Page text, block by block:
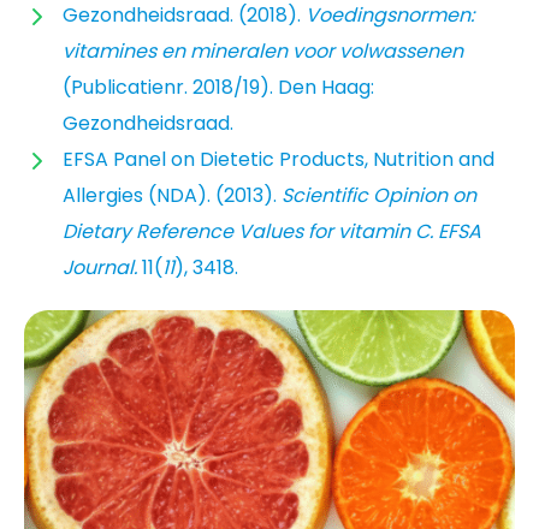
Gezondheidsraad. (2018). Voedingsnormen:
vitamines en mineralen voor volwassenen
(Publicatienr. 2018/19). Den Haag:
Gezondheidsraad.
EFSA Panel on Dietetic Products, Nutrition and
Allergies (NDA). (2013). Scientific Opinion on
Dietary Reference Values for vitamin C. EFSA
Journal.11(11), 3418.